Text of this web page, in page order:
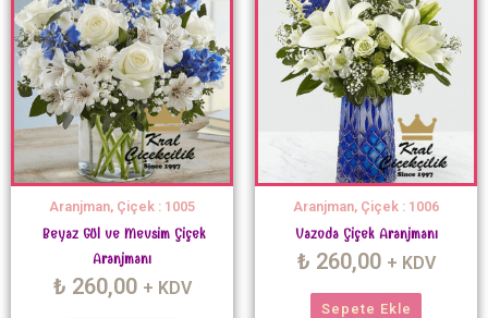
Aranjman, Çiçek : 1005
Beyaz Gül ve Mevsim Çiçek
Aranjmanı
₺ 260,00 + KDV
Aranjman, Çiçek : 1006
Vazoda Çiçek Aranjmanı
₺ 260,00 + KDV
Sepete Ekle